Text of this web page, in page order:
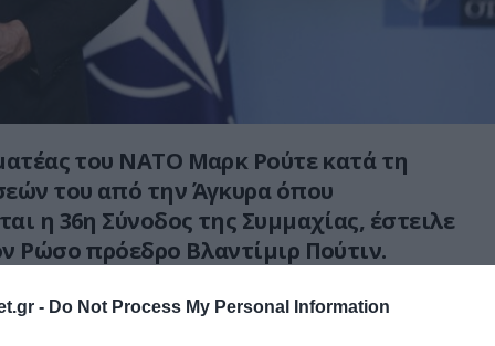
- Do Not Process My Personal Information
του ΝΑΤΟ Μαρκ Ρούτε κατά τη
του από την Άγκυρα όπου
η 36η Σύνοδος της Συμμαχίας, έστειλε
Ρώσο πρόεδρο Βλαντίμιρ Πούτιν.
μας. Δεν θα επιτεθούμε ποτέ σε κανέναν.